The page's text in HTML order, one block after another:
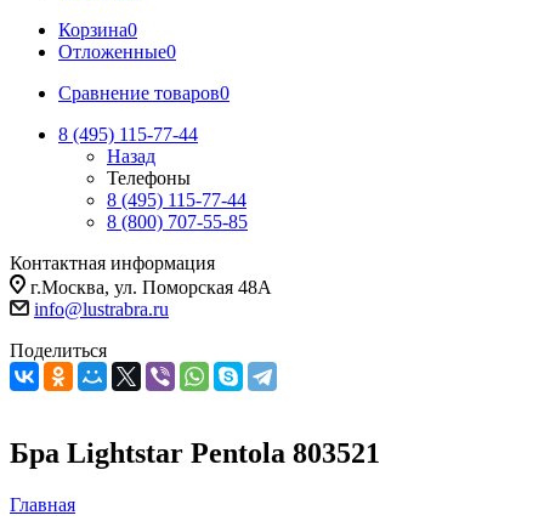
Корзина0
Отложенные0
Сравнение товаров0
8 (495) 115-77-44
Назад
Телефоны
8 (495) 115-77-44
8 (800) 707-55-85
Контактная информация
г.Москва, ул. Поморская 48А
info@lustrabra.ru
Поделиться
Бра Lightstar Pentola 803521
Главная